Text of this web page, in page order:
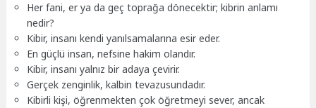
Her fani, er ya da geç toprağa dönecektir; kibrin anlamı
nedir?
Kibir, insanı kendi yanılsamalarına esir eder.
En güçlü insan, nefsine hakim olandır.
Kibir, insanı yalnız bir adaya çevirir.
Gerçek zenginlik, kalbin tevazusundadır.
Kibirli kişi, öğrenmekten çok öğretmeyi sever, ancak